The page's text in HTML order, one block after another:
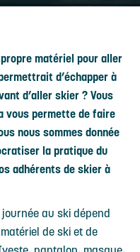
propre matériel pour aller
d’échapper à
d’aller skier ? Vous
vous permette de faire
nous sommes donnée
la pratique du
adhérents de skier à
au ski dépend
de ski et de